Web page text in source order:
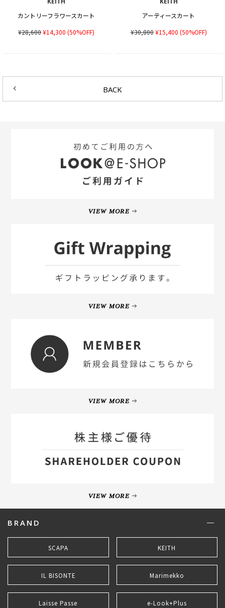
カントリーフラワースカート
¥28,600¥14,300 (50%OFF)
アーティースカート
¥30,800¥15,400 (50%OFF)
BACK
VIEW MORE
VIEW MORE
VIEW MORE
VIEW MORE
BRAND
SCAPA KEITH
IL BISONTE Marimekko
Laisse Passe e-Look+Plus